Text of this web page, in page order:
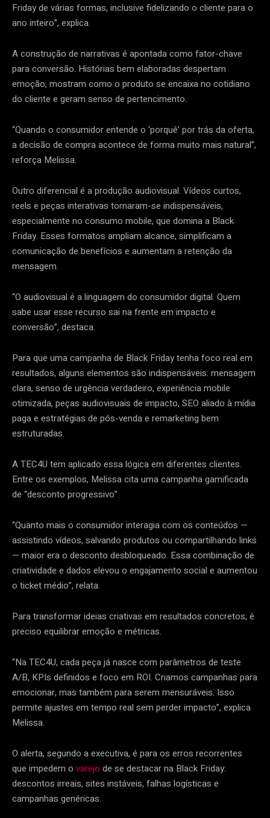
Friday de várias formas, inclusive fidelizando o cliente para o
ano inteiro”, explica.
A construção de narrativas é apontada como fator-chave
para conversão. Histórias bem elaboradas despertam
emoção, mostram como o produto se encaixa no cotidiano
do cliente e geram senso de pertencimento.
“Quando o consumidor entende o ‘porquê’ por trás da oferta,
a decisão de compra acontece de forma muito mais natural”,
reforça Melissa.
Outro diferencial é a produção audiovisual. Vídeos curtos,
reels e peças interativas tornaram-se indispensáveis,
especialmente no consumo mobile, que domina a Black
Friday. Esses formatos ampliam alcance, simplificam a
comunicação de benefícios e aumentam a retenção da
mensagem.
“O audiovisual é a linguagem do consumidor digital. Quem
sabe usar esse recurso sai na frente em impacto e
conversão”, destaca.
Para que uma campanha de Black Friday tenha foco real em
resultados, alguns elementos são indispensáveis: mensagem
clara, senso de urgência verdadeiro, experiência mobile
otimizada, peças audiovisuais de impacto, SEO aliado à mídia
paga e estratégias de pós-venda e remarketing bem
estruturadas.
A TEC4U tem aplicado essa lógica em diferentes clientes.
Entre os exemplos, Melissa cita uma campanha gamificada
de “desconto progressivo”.
“Quanto mais o consumidor interagia com os conteúdos —
assistindo vídeos, salvando produtos ou compartilhando links
— maior era o desconto desbloqueado. Essa combinação de
criatividade e dados elevou o engajamento social e aumentou
o ticket médio”, relata.
Para transformar ideias criativas em resultados concretos, é
preciso equilibrar emoção e métricas.
“Na TEC4U, cada peça já nasce com parâmetros de teste
A/B, KPIs definidos e foco em ROI. Criamos campanhas para
emocionar, mas também para serem mensuráveis. Isso
permite ajustes em tempo real sem perder impacto”, explica
Melissa.
O alerta, segundo a executiva, é para os erros recorrentes
que impedem o varejo de se destacar na Black Friday:
descontos irreais, sites instáveis, falhas logísticas e
campanhas genéricas.